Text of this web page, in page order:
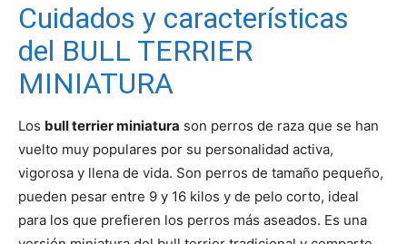
Razas
de
Cuidados y características
del BULL TERRIER
MINIATURA
Los bull terrier miniatura son perros de raza que se han
vuelto muy populares por su personalidad activa,
vigorosa y llena de vida. Son perros de tamaño pequeño,
pueden pesar entre 9 y 16 kilos y de pelo corto, ideal
para los que prefieren los perros más aseados. Es una